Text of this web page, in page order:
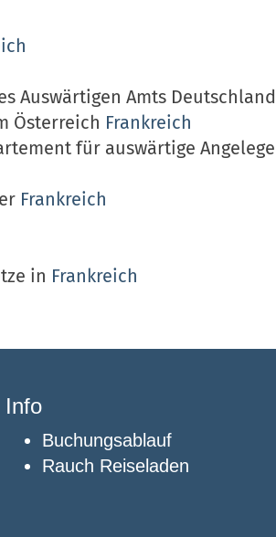
Auswärtigen Amts Deutschland
Österreich Frankreich
für auswärtige
Frankreich
in Frankreich
Info
Buchungsablauf
Rauch Reiseladen